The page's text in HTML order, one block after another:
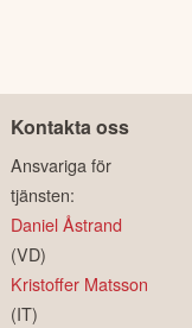
Kontakta oss
Ansvariga för
tjänsten:
Daniel Åstrand
(VD)
Kristoffer Matsson
(IT)